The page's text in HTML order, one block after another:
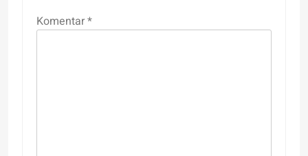
Komentar*